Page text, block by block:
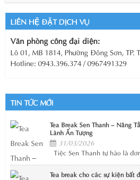
LIÊN HỆ ĐẶT DỊCH VỤ
Văn phòng công đại diện:
Lô 01, MB 1814, Phường Đông Sơn, TP.
Hotline: 0943.396.374 / 0967491329
TIN TỨC MỚI
Tea Break Sen Thanh – Nâng
Lành Ấn Tượng
31/03/2026
Tiệc Sen Thanh tự hào là
Tea break cho các sự kiện bất